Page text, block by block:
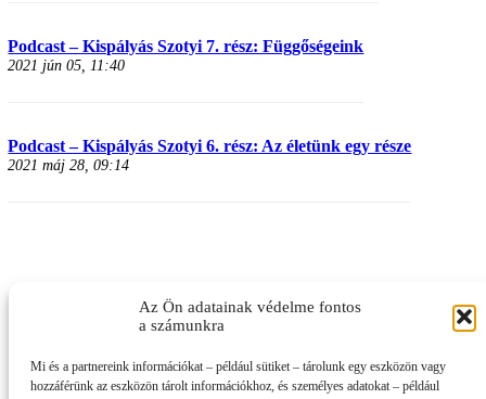
Az Ön adatainak védelme fontos
a számunkra
Mi és a partnereink információkat – például sütiket – tárolunk egy eszközön vagy
hozzáférünk az eszközön tárolt információkhoz, és személyes adatokat – például
Podcast – Kispályás Szotyi 7. rész: Függőségeink
2021 jún 05, 11:40
Podcast – Kispályás Szotyi 6. rész: Az életünk egy része
2021 máj 28, 09:14